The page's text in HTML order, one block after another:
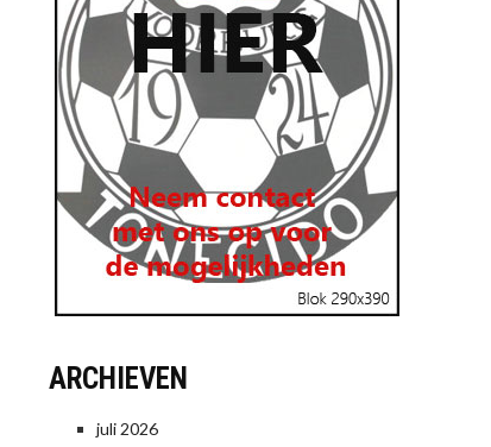
ARCHIEVEN
juli 2026